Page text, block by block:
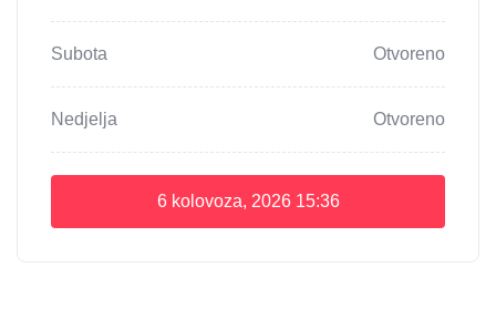
Subota Otvoreno
Nedjelja Otvoreno
6 kolovoza, 2026 15:36